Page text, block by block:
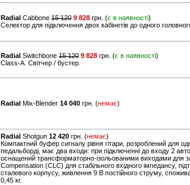
Radial Cabbone 15 120 9 828 грн. (є в наявності)
Селектор для підключення двох кабінетів до одного
Radial Switchbone 15 120 9 828 грн. (є в наявності)
Class-A. Світчер / бустер.
Radial Mix-Blender 14 040 грн. (немає)
Radial Shotgun 12 420 грн. (немає)
Компактний буфер сигналу рівня гітари, розроблений для
педальборді, має два входи: при підключенні до входу 2
оснащений трансформаторно-ізольованими виходами для
Compensation (CLC) для стабільного вхідного імпедансу,
сталевого корпусу, живлення 9 В постійного струму,
0,45 кг.